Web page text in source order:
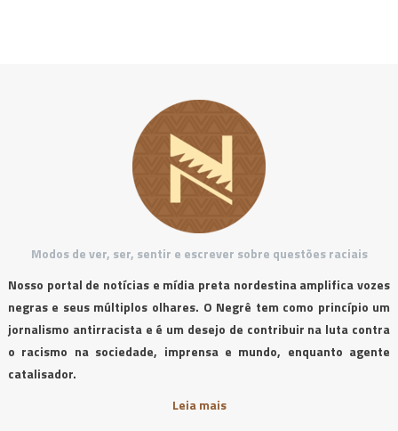
Modos de ver, ser, sentir e escrever sobre questões raciais
Nosso portal de notícias e mídia preta nordestina amplifica vozes
negras e seus múltiplos olhares. O Negrê tem como princípio um
jornalismo antirracista e é um desejo de contribuir na luta contra
o racismo na sociedade, imprensa e mundo, enquanto agente
catalisador.
Leia mais